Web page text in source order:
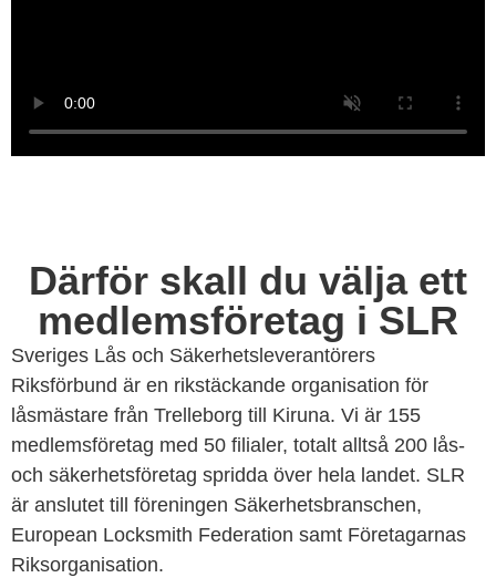
Därför skall du välja ett
medlemsföretag i SLR
Sveriges Lås och Säkerhetsleverantörers
Riksförbund är en rikstäckande organisation för
låsmästare från Trelleborg till Kiruna. Vi är 155
medlemsföretag med 50 filialer, totalt alltså 200 lås-
och säkerhetsföretag spridda över hela landet. SLR
är anslutet till föreningen Säkerhetsbranschen,
European Locksmith Federation samt Företagarnas
Riksorganisation.